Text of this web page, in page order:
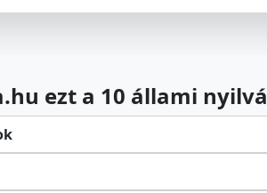
ezt a 10 állami